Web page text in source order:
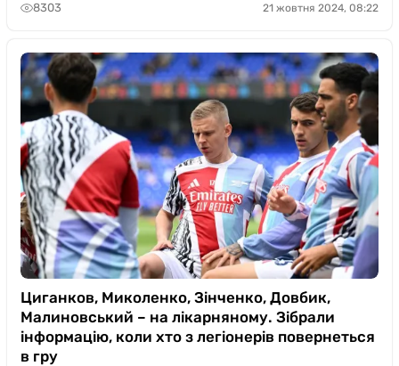
8303 21 жовтня 2024, 08:22
Циганков, Миколенко, Зінченко, Довбик,
Малиновський – на лікарняному. Зібрали
інформацію, коли хто з легіонерів повернеться
в гру